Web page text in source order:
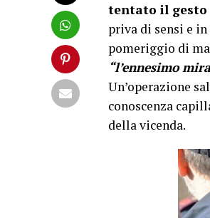
tentato il gesto
priva di sensi e
pomeriggio di
“l’ennesimo
Un’operazione
conoscenza
della vicenda.